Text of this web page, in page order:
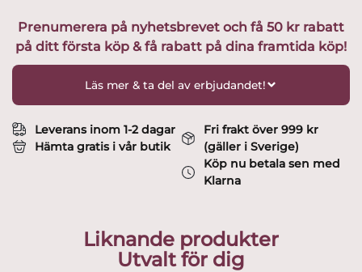
Prenumerera på nyhetsbrevet och få 50 kr rabatt
på ditt första köp & få rabatt på dina framtida köp!
Läs mer & ta del av erbjudandet!
Leverans inom 1-2 dagar
Hämta gratis i vår butik
Fri frakt över 999 kr
(gäller i Sverige)
Köp nu betala sen med
Klarna
Liknande produkter
Utvalt för dig